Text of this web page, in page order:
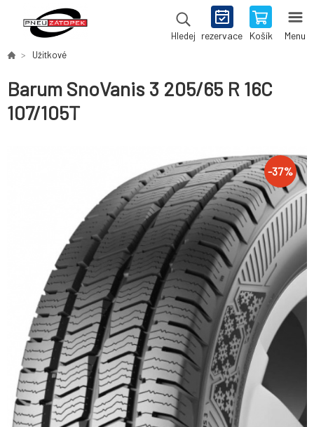
Hledej rezervace Košík Menu
Užitkové
Barum SnoVanis 3 205/65 R 16C
107/105T
-37%